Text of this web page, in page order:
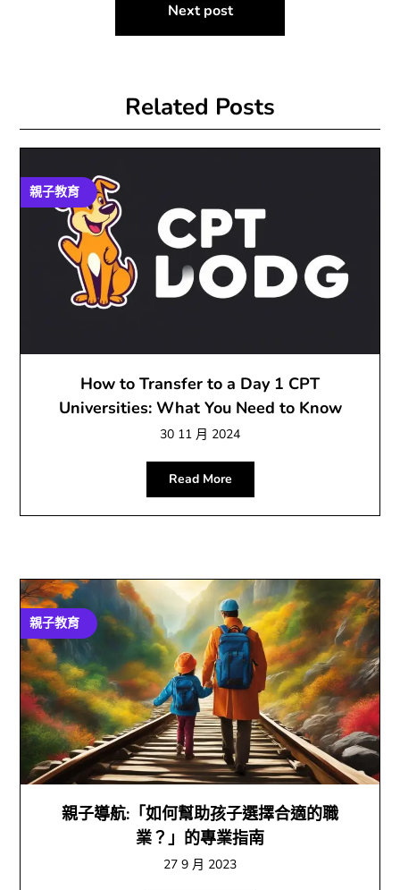
Next post
Related Posts
親子教育
How to Transfer to a Day 1 CPT
Universities: What You Need to Know
30 11 月 2024
Read More
親子教育
親子導航:「如何幫助孩子選擇合適的職
業？」的專業指南
27 9 月 2023